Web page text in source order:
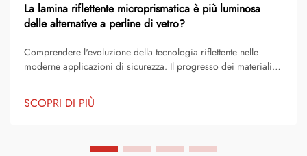
La lamina riflettente microprismatica è più luminosa
delle alternative a perline di vetro?
Comprendere l'evoluzione della tecnologia riflettente nelle
moderne applicazioni di sicurezza. Il progresso dei materiali
settori, dai segnali stradali agli equipaggiamenti di protezione
individuale. All'avanguardia ...
SCOPRI DI PIÙ